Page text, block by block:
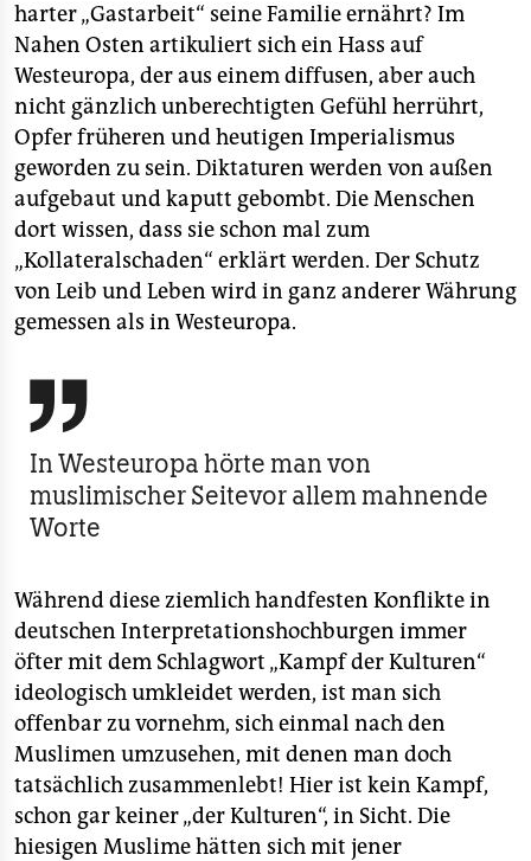
harter „Gastarbeit“ seine Familie ernährt? Im
Nahen Osten artikuliert sich ein Hass auf
Westeuropa, der aus einem diffusen, aber auch
nicht gänzlich unberechtigten Gefühl herrührt,
Opfer früheren und heutigen Imperialismus
geworden zu sein. Diktaturen werden von außen
aufgebaut und kaputt gebombt. Die Menschen
dort wissen, dass sie schon mal zum
„Kollateralschaden“ erklärt werden. Der Schutz
von Leib und Leben wird in ganz anderer Währung
gemessen als in Westeuropa.

In Westeuropa hörte man von
muslimischer Seitevor allem mahnende
Worte
Während diese ziemlich handfesten Konflikte in
deutschen Interpretationshochburgen immer
öfter mit dem Schlagwort „Kampf der Kulturen“
ideologisch umkleidet werden, ist man sich
offenbar zu vornehm, sich einmal nach den
Muslimen umzusehen, mit denen man doch
tatsächlich zusammenlebt! Hier ist kein Kampf,
schon gar keiner „der Kulturen“, in Sicht. Die
hiesigen Muslime hätten sich mit jener